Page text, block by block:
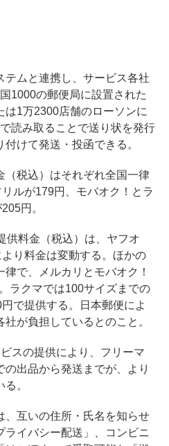
ムと連携し、サービス各社
1000の郵便局に設置された
は1万2300店舗のローソンに
読み取ることで送り状を発行
けて発送・投函できる。
税込）はそれぞれ全国一律
ルが179円、モバオク！とラ
円。
料金（税込）は、ヤフオ
り料金は変動する。ほかの
で、メルカリとモバオク！
ラクマでは100サイズまでの
で提供する。日本郵便によ
が負担しているとのこと。
スの提供により、フリーマ
出品から発送までが、より
。
互いの住所・氏名を知らせ
イバシー配送」、コンビニ